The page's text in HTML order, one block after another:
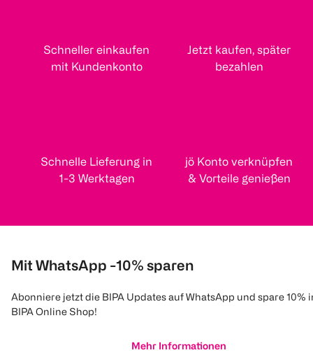
Schneller einkaufen
mit Kundenkonto
Jetzt kaufen, später
bezahlen
Schnelle Lieferung in
1-3 Werktagen
jö Konto verknüpfen
& Vorteile genießen
Mit WhatsApp -10% sparen
Abonniere jetzt die BIPA Updates auf WhatsApp und spare 10%
BIPA Online Shop!
Mehr Informationen